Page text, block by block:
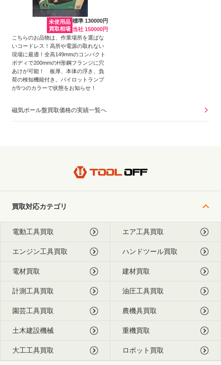
未使用品
買取相場
標準 130000円
当社 150000円
こちらのお品物は、作業場所を選ばな
いコードレス！高所や電源の取れない
現場に最適！全高149mmのコンパクト
ボディで200mmのH形鋼フランジに穴
あけが可能！ 板厚、本体の浮き、負
荷の検知機能付き。パイロットランプ
が5つのカラーで状態をお知らせ！
磁気ボール盤買取価格の実績一覧へ
買取対応カテゴリ
電動工具買取 エア工具買取
エンジン工具買取 ハンドツール買取
電材買取 建材買取
計測工具買取 油圧工具買取
園芸工具買取 農機具買取
土木建設機械 重機買取
大工工具買取 ロボット買取